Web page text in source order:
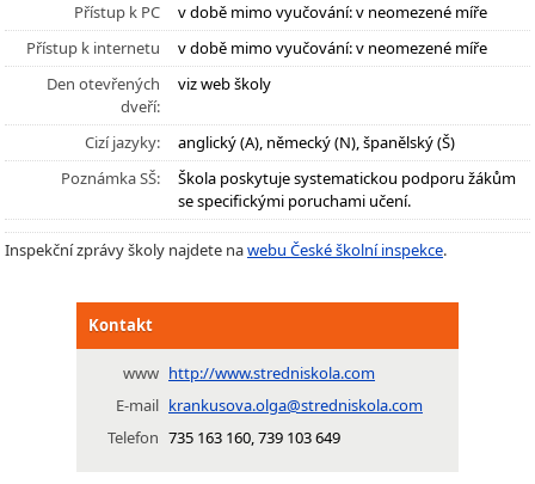
Přístup k PC
v době mimo vyučování: v neomezené míře
Přístup k internetu
v době mimo vyučování: v neomezené míře
Den otevřených
dveří:
viz web školy
Cizí jazyky:
anglický (A), německý (N), španělský (Š)
Poznámka SŠ:
Škola poskytuje systematickou podporu žákům
se specifickými poruchami učení.
Inspekční zprávy školy najdete nawebu České školní inspekce.
Kontakt
www http://www.stredniskola.com
E-mail krankusova.olga@stredniskola.com
Telefon 735 163 160, 739 103 649